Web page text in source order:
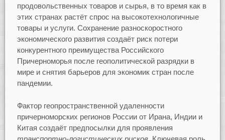
продовольственных товаров и сырья, в то время как в
этих странах растёт спрос на высокотехнологичные
товары и услуги. Сохранение разноскоростного
экономического развития создаёт риск потери
конкурентного преимущества Российского
Причерноморья после геополитической разрядки в
мире и снятия барьеров для экономик стран после
пандемии.
Фактор геопространственной удаленности
причерноморских регионов России от Ирана, Индии и
Китая создаёт предпосылки для проявления